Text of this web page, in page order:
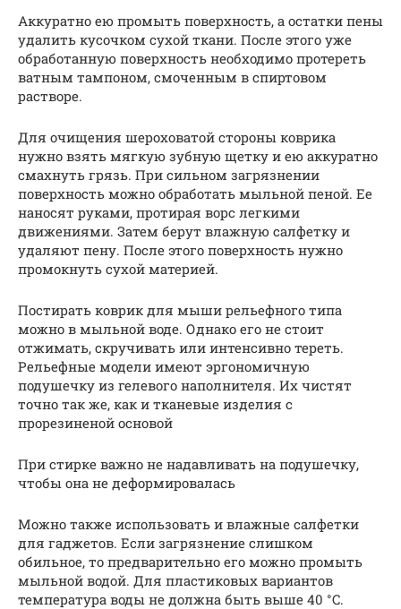
Аккуратно ею промыть поверхность, а остатки пены
удалить кусочком сухой ткани. После этого уже
обработанную поверхность необходимо протереть
ватным тампоном, смоченным в спиртовом
растворе.
Для очищения шероховатой стороны коврика
нужно взять мягкую зубную щетку и ею аккуратно
смахнуть грязь. При сильном загрязнении
поверхность можно обработать мыльной пеной. Ее
наносят руками, протирая ворс легкими
движениями. Затем берут влажную салфетку и
удаляют пену. После этого поверхность нужно
промокнуть сухой материей.
Постирать коврик для мыши рельефного типа
можно в мыльной воде. Однако его не стоит
отжимать, скручивать или интенсивно тереть.
Рельефные модели имеют эргономичную
подушечку из гелевого наполнителя. Их чистят
точно так же, как и тканевые изделия c
прорезиненой основой
При стирке важно не надавливать на подушечку,
чтобы она не деформировалась
Можно также использовать и влажные салфетки
для гаджетов. Если загрязнение слишком
обильное, то предварительно его можно промыть
мыльной водой. Для пластиковых вариантов
температура воды не должна быть выше 40 °C.